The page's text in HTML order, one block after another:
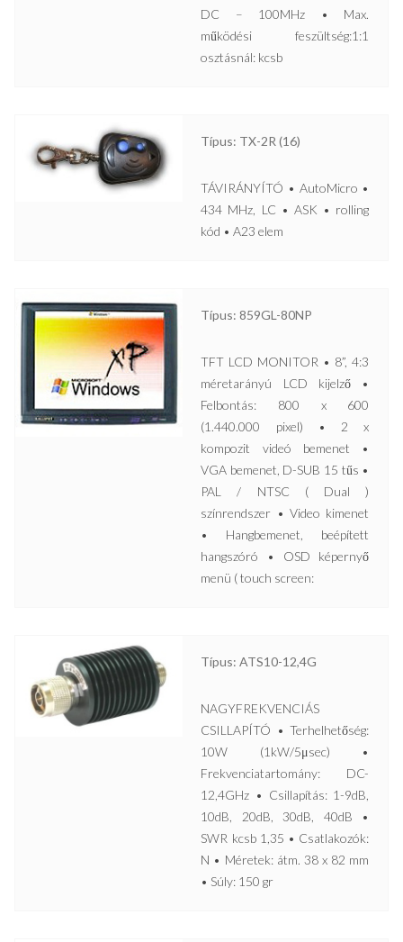
DC – 100MHz • Max.
működési feszültség:1:1
osztásnál: kcsb
Típus: TX-2R (16)
TÁVIRÁNYÍTÓ • AutoMicro •
434 MHz, LC • ASK • rolling
kód • A23 elem
Típus: 859GL-80NP
TFT LCD MONITOR • 8”, 4:3
méretarányú LCD kijelző •
Felbontás: 800 x 600
(1.440.000 pixel) • 2 x
kompozit videó bemenet •
VGA bemenet, D-SUB 15 tűs •
PAL / NTSC ( Dual )
színrendszer • Video kimenet
• Hangbemenet, beépített
hangszóró • OSD képernyő
menü ( touch screen:
Típus: ATS10-12,4G
NAGYFREKVENCIÁS
CSILLAPÍTÓ • Terhelhetőség:
10W (1kW/5μsec) •
Frekvenciatartomány: DC-
12,4GHz • Csillapítás: 1-9dB,
10dB, 20dB, 30dB, 40dB •
SWR kcsb 1,35 • Csatlakozók:
N • Méretek: átm. 38 x 82 mm
• Súly: 150 gr